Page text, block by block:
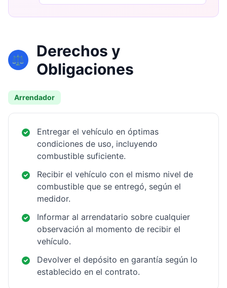
⚖️
Derechos y
Obligaciones
Arrendador
Entregar el vehículo en óptimas
condiciones de uso, incluyendo
combustible suficiente.
Recibir el vehículo con el mismo nivel de
combustible que se entregó, según el
medidor.
Informar al arrendatario sobre cualquier
observación al momento de recibir el
vehículo.
Devolver el depósito en garantía según lo
establecido en el contrato.